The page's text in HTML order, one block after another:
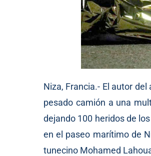
Niza, Francia.- El autor
pesado camión a una
dejando 100 heridos de
en el paseo marítimo de
tunecino Mohamed